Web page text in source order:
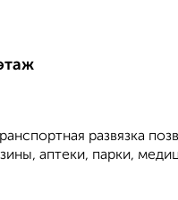
развязка
аптеки, парки,